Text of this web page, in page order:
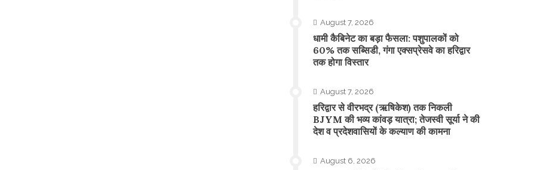
August 7, 2026
​धामी कैबिनेट का बड़ा फैसला: पशुपालकों को
60% तक सब्सिडी, गंगा एक्सप्रेसवे का हरिद्वार
तक होगा विस्तार
August 7, 2026
​हरिद्वार से वीरभद्र (ऋषिकेश) तक निकली
BJYM की भव्य कांवड़ यात्रा; तेजस्वी सूर्या ने की
देश व प्रदेशवासियों के कल्याण की कामना
August 6, 2026